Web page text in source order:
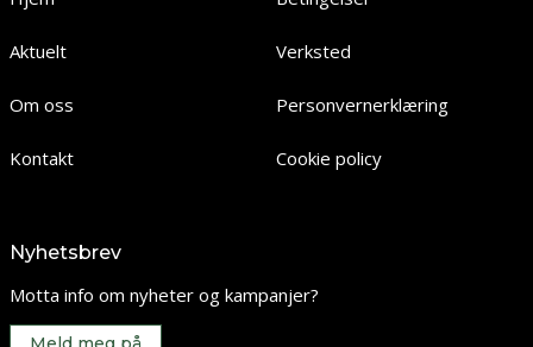
Aktuelt
Om oss
Kontakt
Verksted
Personvernerklæring
Cookie policy
Nyhetsbrev
Motta info om nyheter og kampanjer?